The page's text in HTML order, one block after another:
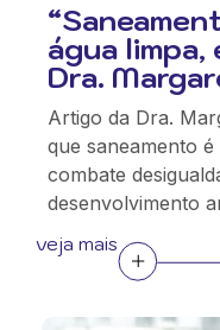
água limpa,
Dra.
Artigo da Dra.
que saneamento
combate
desenvolvimento
veja mais